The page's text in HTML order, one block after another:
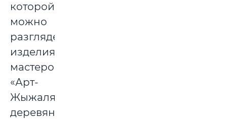
которой
можно
разглядеть
изделия
мастеров
«Арт-
Жыжаля»),
деревянные